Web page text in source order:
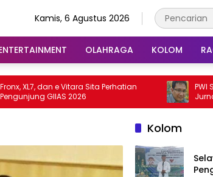
Kamis, 6 Agustus 2026
OLAHRAGA KOLOM
dan e Vitara Sita Perhatian
GIIAS 2026
PWI Sulsel
Jurnalis
Kolom